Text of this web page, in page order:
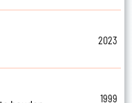
2023
1999